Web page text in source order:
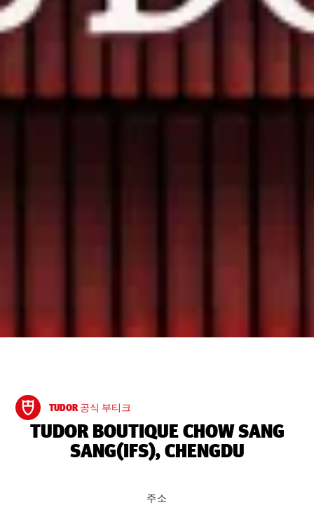
TUDOR 공식 부티크
‭TUDOR BOUTIQUE CHOW SANG
SANG(IFS), CHENGDU‬
주소